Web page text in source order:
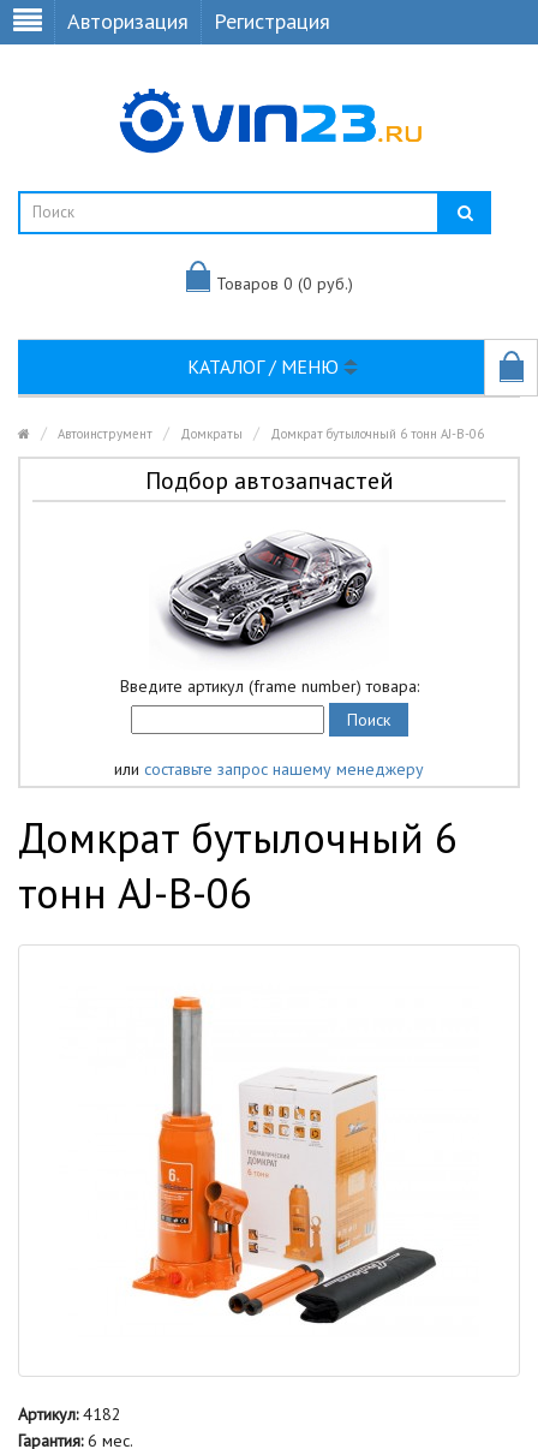
Авторизация Регистрация
Товаров 0 (0 руб.)
КАТАЛОГ / МЕНЮ
Автоинструмент Домкраты Домкрат бутылочный 6 тонн AJ-B-06
Подбор автозапчастей
Введите артикул (frame number) товара:
или составьте запрос нашему менеджеру
Домкрат бутылочный 6
тонн AJ-B-06
Артикул:4182
Гарантия:6 мес.